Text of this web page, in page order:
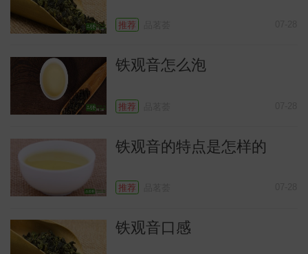
推荐
铁观音怎么泡
推荐
铁观音的特点是怎样的
推荐
铁观音口感